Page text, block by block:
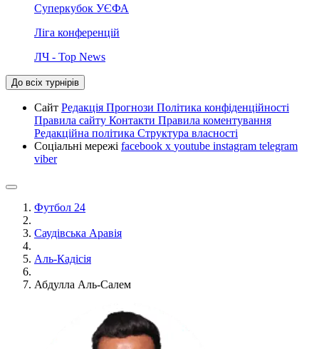
Суперкубок УЄФА
Ліга конференцій
ЛЧ - Top News
До всіх турнірів
Сайт Редакція Прогнози Політика конфіденційності
Правила сайту Контакти Правила коментування
Редакційна політика Структура власності
Соціальні мережі facebook x youtube instagram telegram
viber
Футбол 24
Саудівська Аравія
Аль-Кадісія
Абдулла Аль-Салем